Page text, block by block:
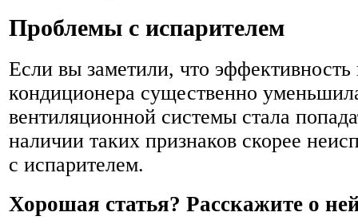
Проблемы с испарителем
Если вы заметили, что эффективность
кондиционера существенно
вентиляционной системы стала
наличии таких признаков скорее
с испарителем.
Хорошая статья? Расскажите о